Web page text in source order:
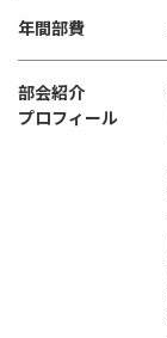
年間部費
部会紹介
プロフィール